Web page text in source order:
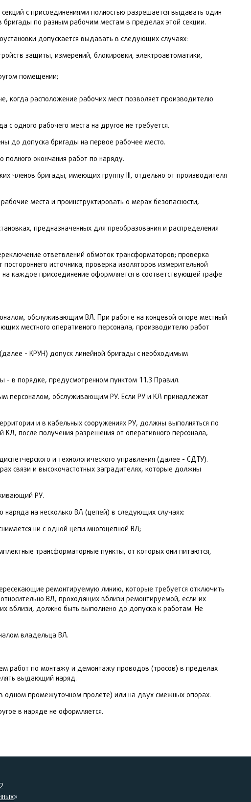
с присоединениями полностью разрешается выдавать один
бригады по разным рабочим местам в пределах этой секции.
допускается выдавать в следующих случаях:
защиты, измерений, блокировки, электроавтоматики,
помещении;
когда расположение рабочих мест позволяет производителю
одного рабочего места на другое не требуется.
до допуска бригады на первое рабочее место.
окончания работ по наряду.
членов бригады, имеющих группу III, отдельно от производителя
места и проинструктировать о мерах безопасности,
предназначенных для преобразования и распределения
ответвлений обмоток трансформаторов; проверка
источника; проверка изоляторов измерительной
каждое присоединение оформляется в соответствующей графе
обслуживающим ВЛ. При работе на концевой опоре местный
местного оперативного персонала, производителю работ
- КРУН) допуск линейной бригады с необходимым
- в порядке, предусмотренном пунктом 11.3 Правил.
персоналом, обслуживающим РУ. Если РУ и КЛ принадлежат
и в кабельных сооружениях РУ, должны выполняться по
после получения разрешения от оперативного персонала,
и технологического управления (далее - СДТУ).
связи и высокочастотных заградителях, которые должны
РУ.
на несколько ВЛ (цепей) в следующих случаях:
ни с одной цепи многоцепной ВЛ;
трансформаторные пункты, от которых они питаются,
ремонтируемую линию, которые требуется отключить
ВЛ, проходящих вблизи ремонтируемой, если их
вблизи, должно быть выполнено до допуска к работам. Не
владельца ВЛ.
работ по монтажу и демонтажу проводов (тросов) в пределах
выдающий наряд.
одном промежуточном пролете) или на двух смежных опорах.
в наряде не оформляется.
»